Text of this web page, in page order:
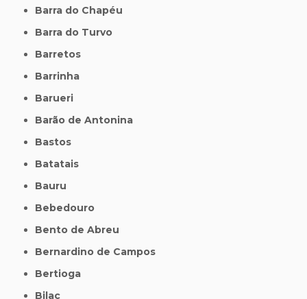
Barra do Chapéu
Barra do Turvo
Barretos
Barrinha
Barueri
Barão de Antonina
Bastos
Batatais
Bauru
Bebedouro
Bento de Abreu
Bernardino de Campos
Bertioga
Bilac